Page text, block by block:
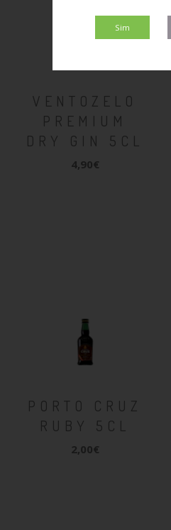
VENTOZELO
PREMIUM
DRY GIN 5CL
4,90€
PORTO CRUZ
RUBY 5CL
2,00€
Sim